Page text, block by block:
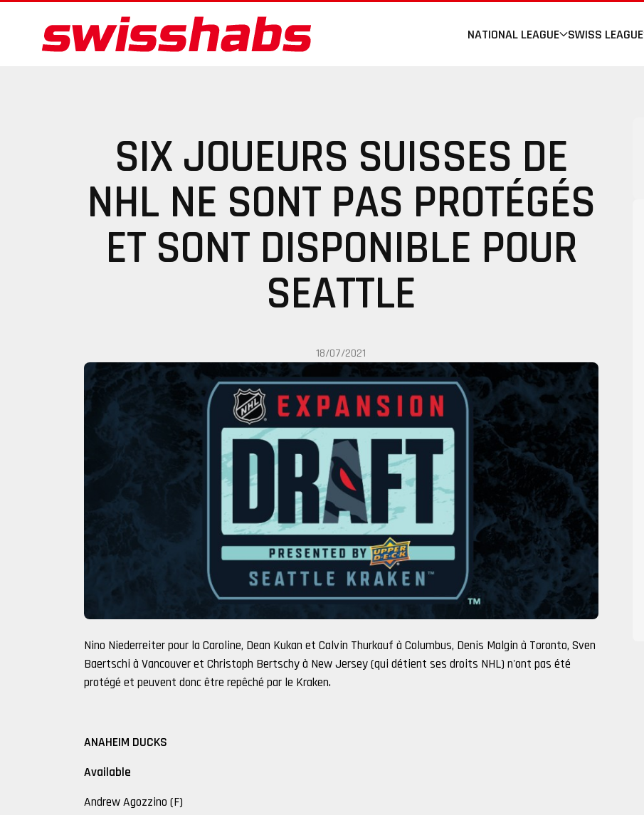
NATIONAL LEAGUE SWISS LEAGUE
SIX JOUEURS SUISSES DE
NHL NE SONT PAS PROTÉGÉS
ET SONT DISPONIBLE POUR
SEATTLE
18/07/2021
Nino Niederreiter pour la Caroline, Dean Kukan et Calvin Thurkauf à Columbus, Denis Malgin à Toronto, Sven
Baertschi à Vancouver et Christoph Bertschy à New Jersey (qui détient ses droits NHL) n'ont pas été
protégé et peuvent donc être repêché par le Kraken.
ANAHEIM DUCKS
Available
Andrew Agozzino (F)